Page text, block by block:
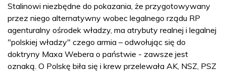
Stalinowi niezbędne do pokazania, że przygotowywany
przez niego alternatywny wobec legalnego rządu RP
agenturalny ośrodek władzy, ma atrybuty realnej i legalnej
"polskiej władzy" czego armia – odwołując się do
doktryny Maxa Webera o państwie - zawsze jest
oznaką. O Polskę biła się i krew przelewała AK, NSZ, PSZ